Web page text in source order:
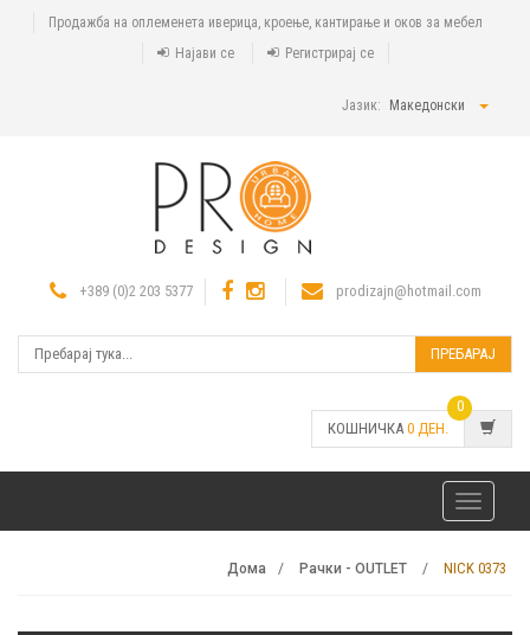
Продажба на оплеменета иверица, кроење, кантирање и оков за мебел
Најави се
Регистрирај се
Јазик: Македонски
+389 (0)2 203 5377 prodizajn@hotmail.com
ПРЕБАРАЈ
КОШНИЧКА 0 ДЕН.
0
Toggle
navigation
Дома Рачки - OUTLET NICK 0373